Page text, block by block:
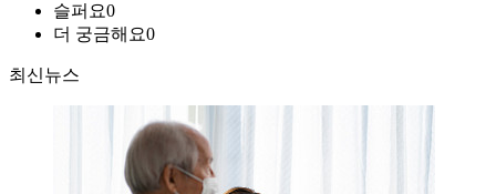
슬퍼요0
더 궁금해요0
최신뉴스